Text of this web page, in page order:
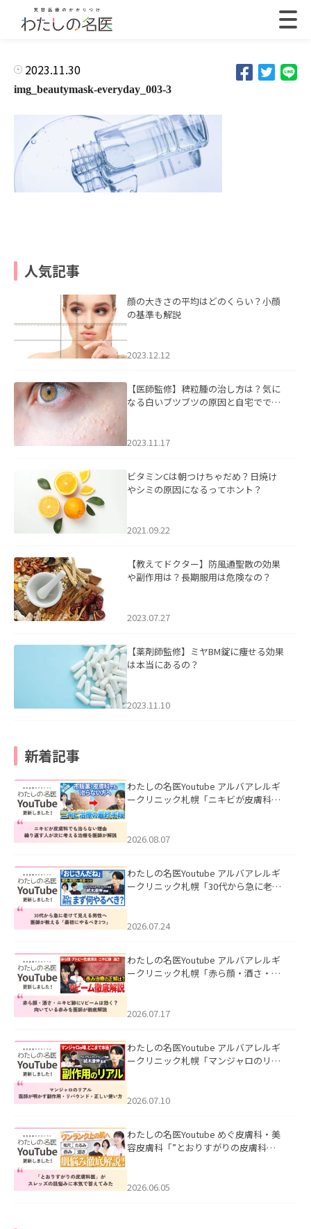
2023.11.30
img_beautymask-everyday_003-3
人気記事
顔の大きさの平均はどのくらい？小顔
の基準も解説
2023.12.12
【医師監修】稗粒腫の治し方は？気に
なる白いブツブツの原因と自宅ででき
2023.11.17
ビタミンCは朝つけちゃだめ？日焼け
やシミの原因になるってホント？
2021.09.22
【教えてドクター】防風通聖散の効果
や副作用は？長期服用は危険なの？
2023.07.27
【薬剤師監修】ミヤBM錠に痩せる効果
は本当にあるの？
2023.11.10
新着記事
わたしの名医Youtube アルバアレルギ
ークリニック札幌「ニキビが皮膚科で
ました。
2026.08.07
わたしの名医Youtube アルバアレルギ
ークリニック札幌「30代から急に老け
た。
2026.07.24
わたしの名医Youtube アルバアレルギ
ークリニック札幌「赤ら顔・酒さ・ニ
した。
2026.07.17
わたしの名医Youtube アルバアレルギ
ークリニック札幌「マンジャロのリア
た。
2026.07.10
わたしの名医Youtube めぐ皮膚科・美
容皮膚科「”とおりすがりの皮膚科
2026.06.05